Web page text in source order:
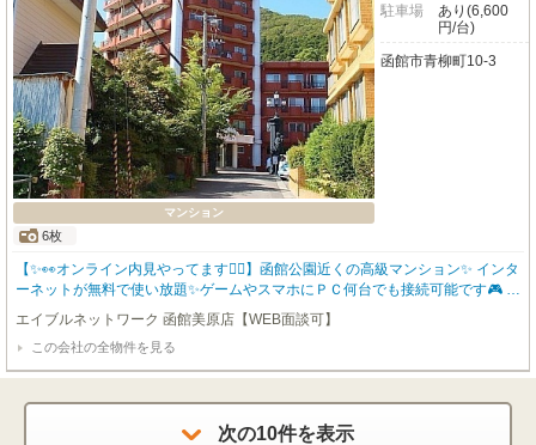
マンション
6枚
駐車場
あり(6,600
円/台)
函館市青柳町10-3
【✨👀オンライン内見やってます💁‍♀️】函館公園近くの高級マンション✨ インタ
ーネットが無料で使い放題✨ゲームやスマホにＰＣ何台でも接続可能です🎮 エ
アコン付きで暑い夏も快適にすごせます🎐 防犯に効果的なオートロック付で
す🔑 家賃保証会社との契約で連帯保証人が不要です👍 初期費用をクレジット
カードでお支払いいただけます💳 函館近郊エリアのお部屋幅広くご紹介可✨
お問い合わせはエイブル函館美原店（0138）84-1666までお気軽にどうぞ✨
エイブルネットワーク 函館美原店【WEB面談可】
この会社の全物件を見る
次の10件を表示